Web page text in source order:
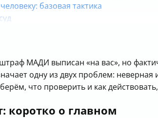
базовая тактика
считать по почте
работает
чаще (контекст)
жалобу: дальше есть инстанции
МАДИ выписан «на вас», но
одну из двух проблем:
что проверить и как
коротко о главном